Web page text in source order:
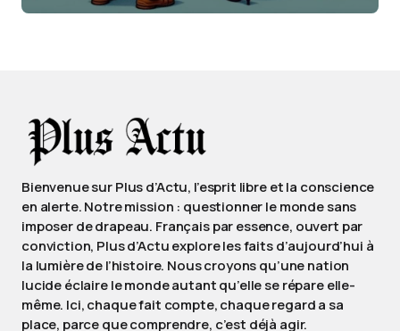
Bienvenue sur Plus d’Actu, l’esprit libre et la conscience
en alerte. Notre mission : questionner le monde sans
imposer de drapeau. Français par essence, ouvert par
conviction, Plus d’Actu explore les faits d’aujourd’hui à
la lumière de l’histoire. Nous croyons qu’une nation
lucide éclaire le monde autant qu’elle se répare elle-
même. Ici, chaque fait compte, chaque regard a sa
place, parce que comprendre, c’est déjà agir.